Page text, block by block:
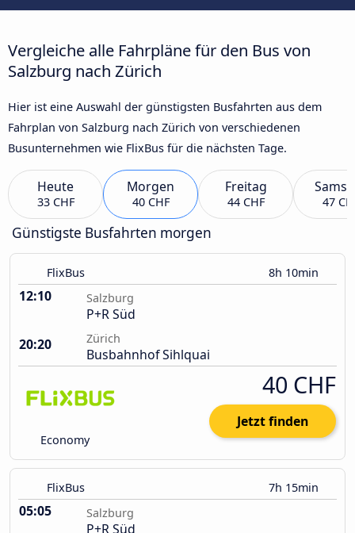
Vergleiche alle Fahrpläne für den Bus von
Salzburg nach Zürich
Hier ist eine Auswahl der günstigsten Busfahrten aus dem
Fahrplan von Salzburg nach Zürich von verschiedenen
Busunternehmen wie FlixBus für die nächsten Tage.
Heute
33 CHF
Morgen
40 CHF
Freitag
44 CHF 47
Günstigste Busfahrten morgen
FlixBus 8h 10min
12:10 Salzburg
P+R Süd
20:20
Zürich
Busbahnhof Sihlquai
Economy
40 CHF
Jetzt finden
FlixBus 7h 15min
05:05 Salzburg
P+R Süd